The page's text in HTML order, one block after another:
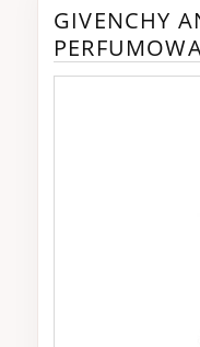
GIVENCHY